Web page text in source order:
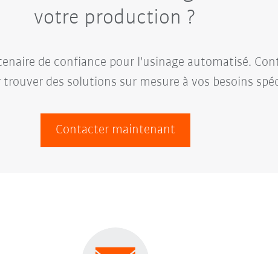
votre production ?
de confiance pour l'usinage automatisé.
des solutions sur mesure à vos besoins
Contacter maintenant